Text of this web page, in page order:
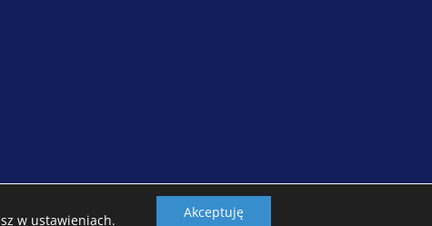
Projekt i wykonanie:
w ustawieniach. Akceptuję